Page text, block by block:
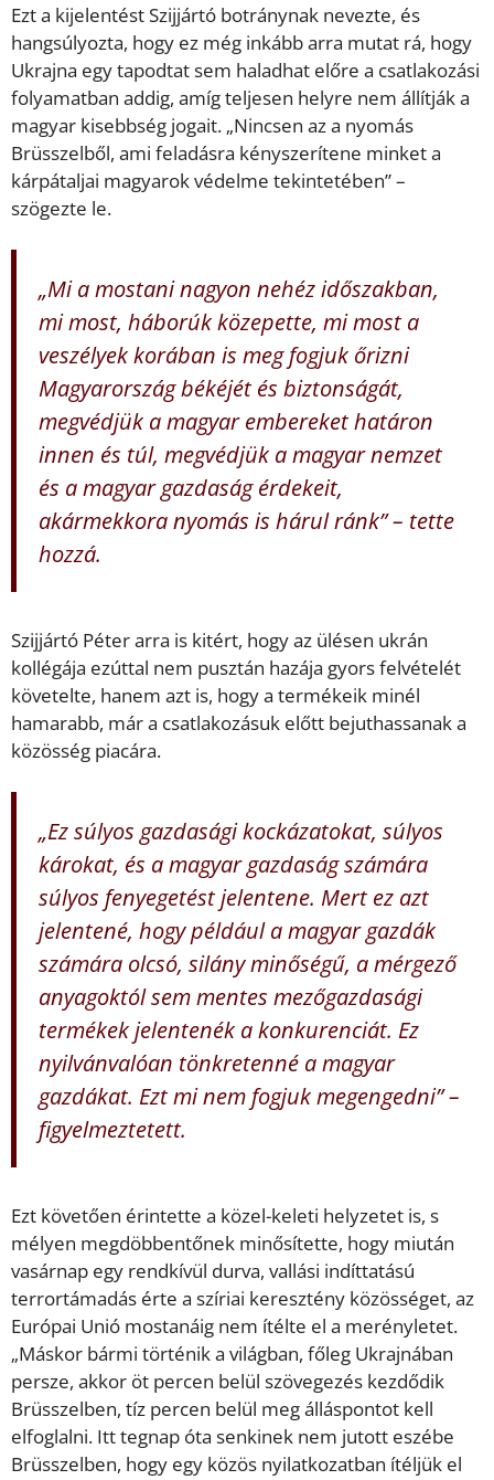
Ezt a kijelentést Szijjártó botránynak nevezte, és
hangsúlyozta, hogy ez még inkább arra mutat rá, hogy
Ukrajna egy tapodtat sem haladhat előre a csatlakozási
folyamatban addig, amíg teljesen helyre nem állítják a
magyar kisebbség jogait. „Nincsen az a nyomás
Brüsszelből, ami feladásra kényszerítene minket a
kárpátaljai magyarok védelme tekintetében” –
szögezte le.
„Mi a mostani nagyon nehéz időszakban,
mi most, háborúk közepette, mi most a
veszélyek korában is meg fogjuk őrizni
Magyarország békéjét és biztonságát,
megvédjük a magyar embereket határon
innen és túl, megvédjük a magyar nemzet
és a magyar gazdaság érdekeit,
akármekkora nyomás is hárul ránk” – tette
hozzá.
Szijjártó Péter arra is kitért, hogy az ülésen ukrán
kollégája ezúttal nem pusztán hazája gyors felvételét
követelte, hanem azt is, hogy a termékeik minél
hamarabb, már a csatlakozásuk előtt bejuthassanak a
közösség piacára.
„Ez súlyos gazdasági kockázatokat, súlyos
károkat, és a magyar gazdaság számára
súlyos fenyegetést jelentene. Mert ez azt
jelentené, hogy például a magyar gazdák
számára olcsó, silány minőségű, a mérgező
anyagoktól sem mentes mezőgazdasági
termékek jelentenék a konkurenciát. Ez
nyilvánvalóan tönkretenné a magyar
gazdákat. Ezt mi nem fogjuk megengedni” –
figyelmeztetett.
Ezt követően érintette a közel-keleti helyzetet is, s
mélyen megdöbbentőnek minősítette, hogy miután
vasárnap egy rendkívül durva, vallási indíttatású
terrortámadás érte a szíriai keresztény közösséget, az
Európai Unió mostanáig nem ítélte el a merényletet.
„Máskor bármi történik a világban, főleg Ukrajnában
persze, akkor öt percen belül szövegezés kezdődik
Brüsszelben, tíz percen belül meg álláspontot kell
elfoglalni. Itt tegnap óta senkinek nem jutott eszébe
Brüsszelben, hogy egy közös nyilatkozatban ítéljük el